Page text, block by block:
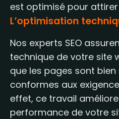
est optimisé pour
L’optimisation
Nos experts SEO
technique de votre site
que les pages sont
conformes aux
effet, ce travail
performance de votre